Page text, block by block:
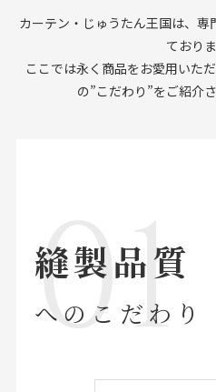
採用情報
社会貢献活動
お客様の声
お役立ち情報
カーテン・じゅうたん王国は、
ておりま
ここでは永く商品をお愛用いた
の”こだわり”をご紹介
縫製品質
へのこだわり